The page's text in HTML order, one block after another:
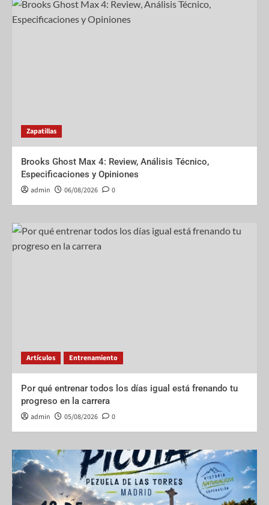
Zapatillas
Brooks Ghost Max 4: Review, Análisis Técnico,
Especificaciones y Opiniones
admin 06/08/2026 0
Artículos Entrenamiento
Por qué entrenar todos los días igual está frenando tu
progreso en la carrera
admin 05/08/2026 0